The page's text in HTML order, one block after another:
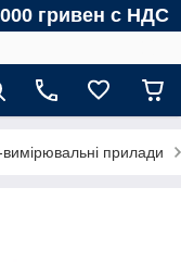
гривен с НДС
прилади